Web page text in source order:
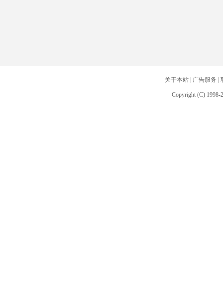
关于本站| 广告服务
Copyright (C) 1998-